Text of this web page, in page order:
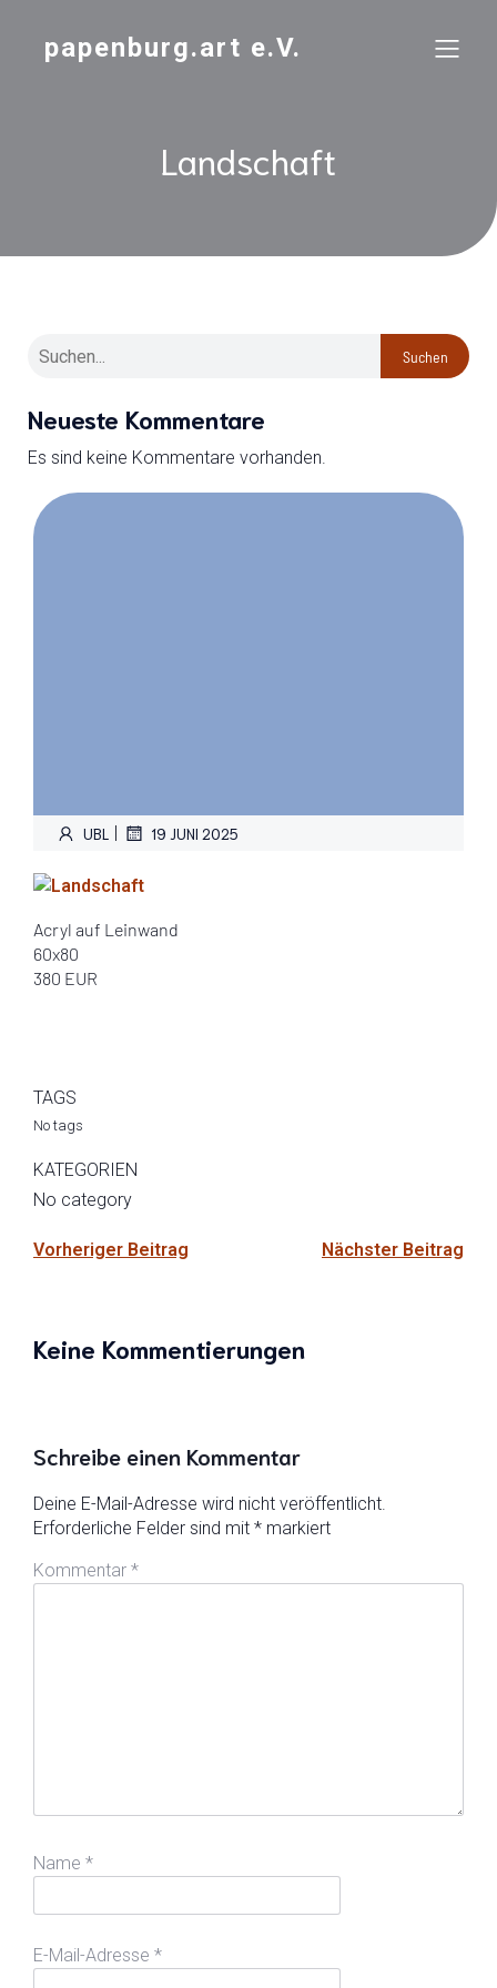
papenburg.art e.V.
Landschaft
Suchen
Neueste Kommentare
Es sind keine Kommentare vorhanden.
UBL | 19 JUNI 2025
Acryl auf Leinwand
60x80
380 EUR
TAGS
No tags
KATEGORIEN
No category
Vorheriger Beitrag Nächster Beitrag
Keine Kommentierungen
Schreibe einen Kommentar
Deine E-Mail-Adresse wird nicht veröffentlicht.
Erforderliche Felder sind mit * markiert
Kommentar *
Name *
E-Mail-Adresse *